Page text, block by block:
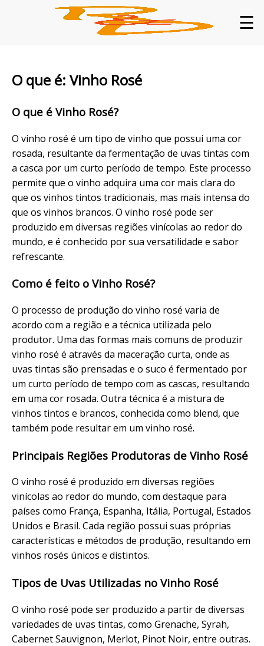
☰
O que é: Vinho Rosé
O que é Vinho Rosé?
O vinho rosé é um tipo de vinho que possui uma cor
rosada, resultante da fermentação de uvas tintas com
a casca por um curto período de tempo. Este processo
permite que o vinho adquira uma cor mais clara do
que os vinhos tintos tradicionais, mas mais intensa do
que os vinhos brancos. O vinho rosé pode ser
produzido em diversas regiões vinícolas ao redor do
mundo, e é conhecido por sua versatilidade e sabor
refrescante.
Como é feito o Vinho Rosé?
O processo de produção do vinho rosé varia de
acordo com a região e a técnica utilizada pelo
produtor. Uma das formas mais comuns de produzir
vinho rosé é através da maceração curta, onde as
uvas tintas são prensadas e o suco é fermentado por
um curto período de tempo com as cascas, resultando
em uma cor rosada. Outra técnica é a mistura de
vinhos tintos e brancos, conhecida como blend, que
também pode resultar em um vinho rosé.
Principais Regiões Produtoras de Vinho Rosé
O vinho rosé é produzido em diversas regiões
vinícolas ao redor do mundo, com destaque para
países como França, Espanha, Itália, Portugal, Estados
Unidos e Brasil. Cada região possui suas próprias
características e métodos de produção, resultando em
vinhos rosés únicos e distintos.
Tipos de Uvas Utilizadas no Vinho Rosé
O vinho rosé pode ser produzido a partir de diversas
variedades de uvas tintas, como Grenache, Syrah,
Cabernet Sauvignon, Merlot, Pinot Noir, entre outras.